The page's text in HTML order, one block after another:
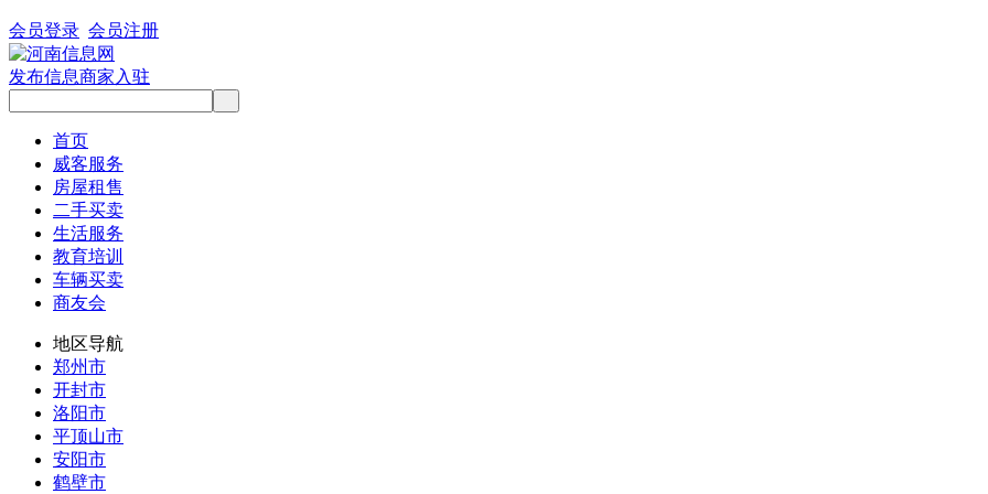
会员登录 会员注册
发布信息商家入驻
首页
威客服务
房屋租售
二手买卖
生活服务
教育培训
车辆买卖
商友会
地区导航
郑州市
开封市
洛阳市
平顶山市
安阳市
鹤壁市